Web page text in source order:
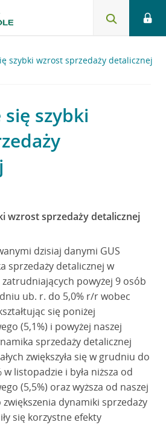
szybki wzrost sprzedaży detalicznej
szybki
wzrost sprzedaży detalicznej
dzisiaj danymi GUS
sprzedaży detalicznej w
powyżej 9 osób
ub. r. do 5,0% r/r wobec
się poniżej
(5,1%) i powyżej naszej
sprzedaży detalicznej
zwiększyła się w grudniu do
listopadzie i była niższa od
(5,5%) oraz wyższa od naszej
zwiększenia dynamiki sprzedaży
się korzystne efekty